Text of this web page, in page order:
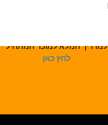
למדריך המלא למוכר המתחיל
לחץ כאן